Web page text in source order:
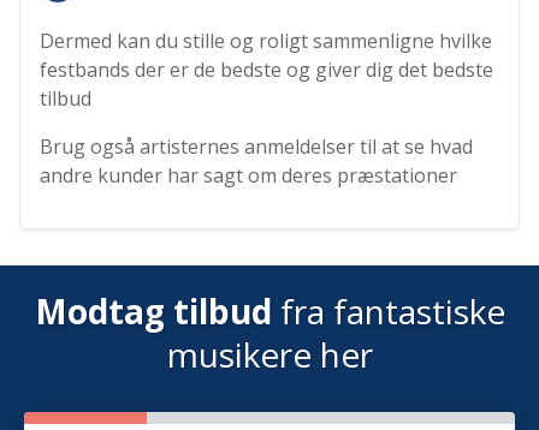
Dermed kan du stille og roligt sammenligne hvilke
festbands der er de bedste og giver dig det bedste
tilbud
Brug også artisternes anmeldelser til at se hvad
andre kunder har sagt om deres præstationer
Modtag tilbud fra fantastiske
musikere her